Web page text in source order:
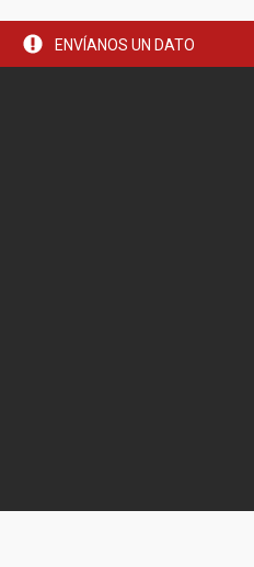
ENVÍANOS UN DATO